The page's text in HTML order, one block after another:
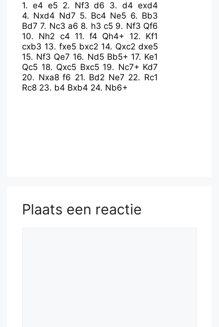
1. e4 e5 2. Nf3 d6 3.d4 exd4
4. Nxd4 Nd7 5. Bc4 Ne5 6. Bb3
Bd7 7. Nc3 a6 8. h3 c5 9. Nf3 Qf6
10. Nh2 c4 11.f4 Qh4+ 12. Kf1
cxb3 13. fxe5 bxc2 14. Qxc2 dxe5
15. Nf3 Qe7 16. Nd5 Bb5+ 17. Ke1
Qc5 18. Qxc5 Bxc5 19. Nc7+ Kd7
20. Nxa8 f6 21. Bd2 Ne7 22. Rc1
Rc8 23. b4 Bxb4 24. Nb6+
Plaats een reactie